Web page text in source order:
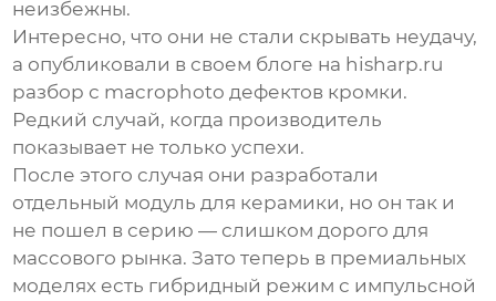
неизбежны.
Интересно, что они не стали скрывать неудачу,
а опубликовали в своем блоге на hisharp.ru
разбор с macrophoto дефектов кромки.
Редкий случай, когда производитель
показывает не только успехи.
После этого случая они разработали
отдельный модуль для керамики, но он так и
не пошел в серию — слишком дорого для
массового рынка. Зато теперь в премиальных
моделях есть гибридный режим с импульсной